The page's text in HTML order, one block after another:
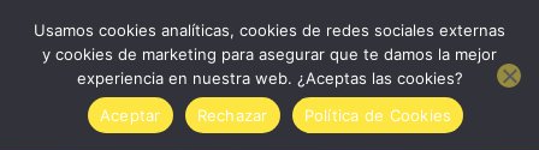
Usamos cookies analíticas, cookies de redes sociales externas
y cookies de marketing para asegurar que te damos la mejor
experiencia en nuestra web. ¿Aceptas las cookies?
Aceptar
Rechazar Política de Cookies